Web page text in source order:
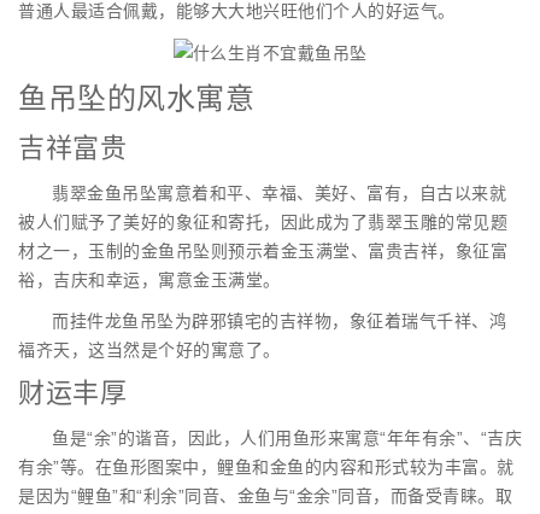
普通人最适合佩戴，能够大大地兴旺他们个人的好运气。
鱼吊坠的风水寓意
吉祥富贵
翡翠金鱼吊坠寓意着和平、幸福、美好、富有，自古以来就
被人们赋予了美好的象征和寄托，因此成为了翡翠玉雕的常见题
材之一，玉制的金鱼吊坠则预示着金玉满堂、富贵吉祥，象征富
裕，吉庆和幸运，寓意金玉满堂。
而挂件龙鱼吊坠为辟邪镇宅的吉祥物，象征着瑞气千祥、鸿
福齐天，这当然是个好的寓意了。
财运丰厚
鱼是“余”的谐音，因此，人们用鱼形来寓意“年年有余”、“吉庆
有余”等。在鱼形图案中，鲤鱼和金鱼的内容和形式较为丰富。就
是因为“鲤鱼”和“利余”同音、金鱼与“金余”同音，而备受青睐。取